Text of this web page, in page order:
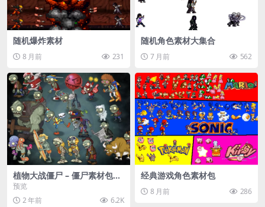
随机爆炸素材
8 月前 231
随机角色素材大集合
7 月前 562
植物大战僵尸 – 僵尸素材包
【可预览】
预览
2 年前
6.2K
经典游戏角色素材包
8 月前 286